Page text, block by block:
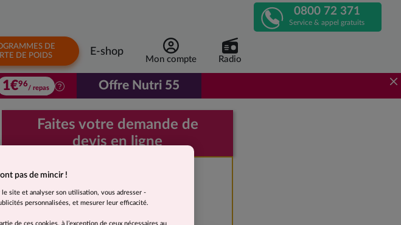
0800 72 371
Service & appel gratuits
DE
DE POIDS
E-shop
Mon compte Radio
Offre Nutri 55
à moitié prix. À partir de 1 euro 96 par repas, au lieu de 3 euros 92.
1€96/ repas
Faites votre demande de
devis en ligne
Demande de devis
rapide et gratuite
pas de mincir !
site et analyser son utilisation, vous adresser -
personnalisées, et mesurer leur efficacité.